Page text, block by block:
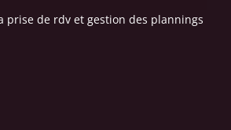
prise de rdv et gestion des plannings